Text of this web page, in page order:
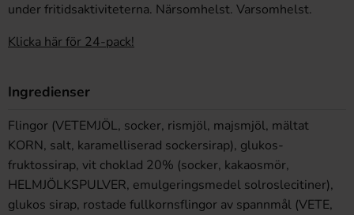
under fritidsaktiviteterna. Närsomhelst. Varsomhelst.
Klicka här för 24-pack!
Ingredienser
Flingor (VETEMJÖL, socker, rismjöl, majsmjöl, mältat
KORN, salt, karamelliserad sockersirap), glukos-
fruktossirap, vit choklad 20% (socker, kakaosmör,
HELMJÖLKSPULVER, emulgeringsmedel solroslecitiner),
glukos sirap, rostade fullkornsflingor av spannmål (VETE,